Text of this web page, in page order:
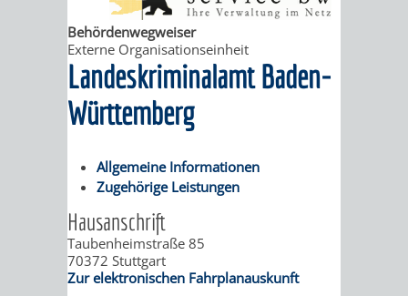
BEHÖRDENNUMMER
115
FAMILIEN
BERATUNG
UND
HILFE
KINDER
UND
JUGENDLICHE
SENIOREN
BETREUUNG
UND BERATUNG
AUSSCHÜSSE
UND
FÜR
UND
TAGESORDNUNG
Behördenwegweiser
Externe Organisationseinheit
Landeskriminalamt Baden-
Württemberg
Allgemeine Informationen
Zugehörige Leistungen
Hausanschrift
Taubenheimstraße 85
70372 Stuttgart
Zur elektronischen Fahrplanauskunft